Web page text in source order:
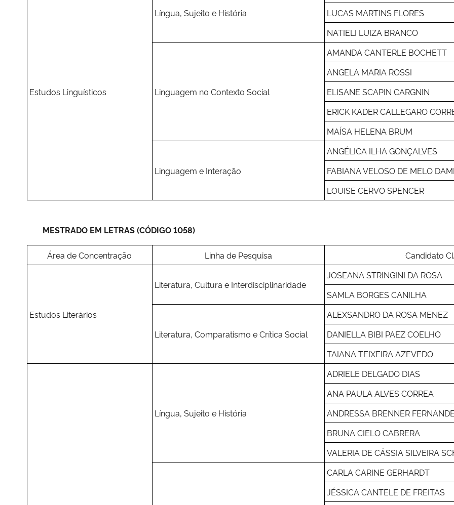
Estudos Linguísticos
Língua, Sujeito e História
LUCAS MARTINS FLORES
NATIELI LUIZA BRANCO
Linguagem no Contexto Social
AMANDA CANTERLE BOCHETT
ANGELA MARIA ROSSI
ELISANE SCAPIN CARGNIN
ERICK KADER CALLEGARO
MAÍSA HELENA BRUM
Linguagem e Interação
ANGÉLICA ILHA GONÇALVES
FABIANA VELOSO DE MELO
LOUISE CERVO SPENCER
MESTRADO EM LETRAS (CÓDIGO 1058)
Área de Concentração Linha de Pesquisa Candidato
Estudos Literários
Literatura, Cultura e Interdisciplinaridade
JOSEANA STRINGINI DA ROSA
SAMLA BORGES CANILHA
Literatura, Comparatismo e Crítica Social
ALEXSANDRO DA ROSA MENEZ
DANIELLA BIBI PAEZ COELHO
TAIANA TEIXEIRA AZEVEDO
Língua, Sujeito e História
ADRIELE DELGADO DIAS
ANA PAULA ALVES CORREA
ANDRESSA BRENNER
BRUNA CIELO CABRERA
VALERIA DE CÁSSIA SILVEIRA
CARLA CARINE GERHARDT
JÉSSICA CANTELE DE FREITAS